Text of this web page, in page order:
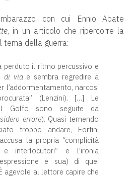
con cui Ennio Abate
, in un articolo che ripercorre la
tema della guerra:
perduto il ritmo percussivo e
di viae sembra regredire a
l’addormentamento, narcosi
(Lenzini). […] Le
Golfo sono seguite da
errore). Quasi temendo
troppo andare, Fortini
la propria “complicità
e interlocutori” e l’ironia
è sua) di quei
agevole al lettore capire che